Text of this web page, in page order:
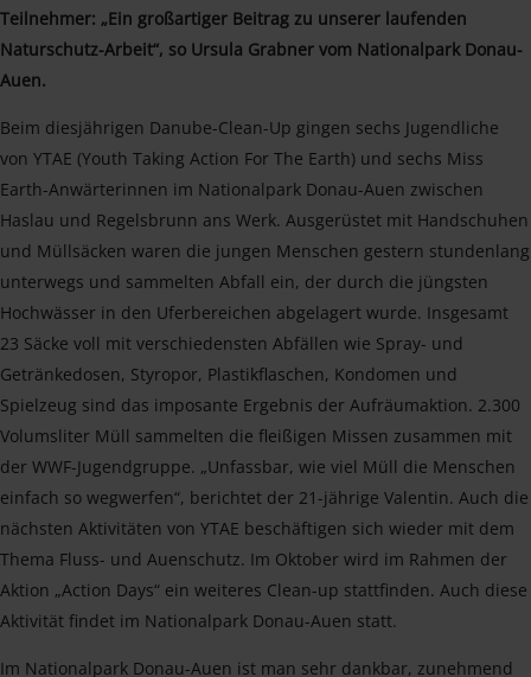
Teilnehmer: „Ein großartiger Beitrag zu unserer laufenden
Naturschutz-Arbeit“, so Ursula Grabner vom Nationalpark Donau-
Auen.
Beim diesjährigen Danube-Clean-Up gingen sechs Jugendliche
von YTAE (Youth Taking Action For The Earth) und sechs Miss
Earth-Anwärterinnen im Nationalpark Donau-Auen zwischen
Haslau und Regelsbrunn ans Werk. Ausgerüstet mit Handschuhen
und Müllsäcken waren die jungen Menschen gestern stundenlang
unterwegs und sammelten Abfall ein, der durch die jüngsten
Hochwässer in den Uferbereichen abgelagert wurde. Insgesamt
23 Säcke voll mit verschiedensten Abfällen wie Spray- und
Getränkedosen, Styropor, Plastikflaschen, Kondomen und
Spielzeug sind das imposante Ergebnis der Aufräumaktion. 2.300
Volumsliter Müll sammelten die fleißigen Missen zusammen mit
der WWF-Jugendgruppe. „Unfassbar, wie viel Müll die Menschen
einfach so wegwerfen“, berichtet der 21-jährige Valentin. Auch die
nächsten Aktivitäten von YTAE beschäftigen sich wieder mit dem
Thema Fluss- und Auenschutz. Im Oktober wird im Rahmen der
Aktion „Action Days“ ein weiteres Clean-up stattfinden. Auch diese
Aktivität findet im Nationalpark Donau-Auen statt.
Im Nationalpark Donau-Auen ist man sehr dankbar, zunehmend